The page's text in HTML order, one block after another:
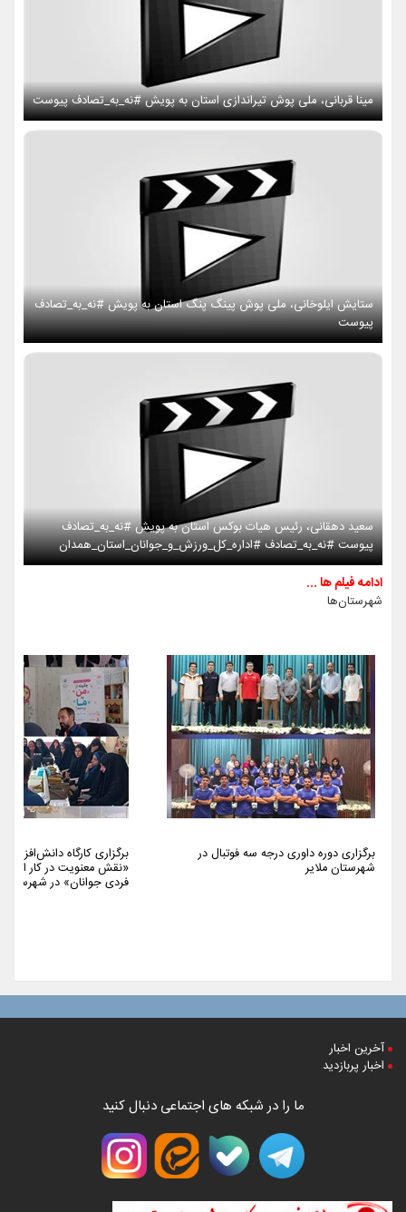
مینا قربانی، ملی پوش تیراندازی استان به پویش #نه_به_تصادف پیوست
ستایش ایلوخانی، ملی پوش پینگ پنگ استان به پویش #نه_به_تصادف
پیوست
سعید دهقانی، رئیس هیات بوکس استان به پویش #نه_به_تصادف
پیوست #نه_به_تصادف #اداره_کل_ورزش_و_جوانان_استان_همدان
ادامه فیلم ها ...
شهرستان‌ها
برگزاری دوره داوری درجه سه فوتبال در
شهرستان ملایر
برگزاری کارگاه
«نقش معنویت در کار
فردی جوانان» در شهرستان
آخرین اخبار
اخبار پربازدید
ما را در شبکه های اجتماعی دنبال کنید